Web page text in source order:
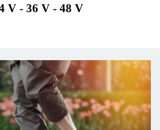
V - 36 V - 48 V